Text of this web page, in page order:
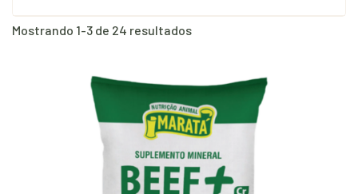
Mostrando 1-3 de 24 resultados